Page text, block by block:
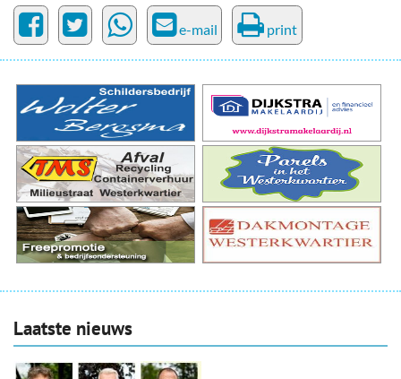
e-mail print
Laatste nieuws